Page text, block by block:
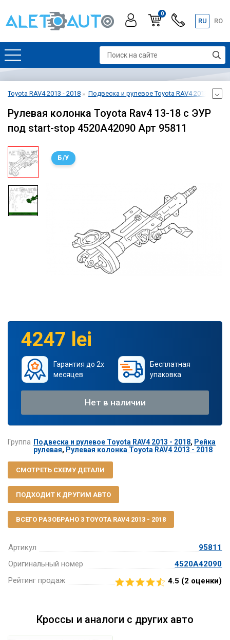
0
RU RO
Toyota RAV4 2013 - 2018 Подвеска и рулевое Toyota RAV4 2013 - 2018
Рулевая колонка Toyota Rav4 13-18 с ЭУР
под start-stop 4520A42090 Арт 95811
Б/У
Артикул
95811
Оригинальный номер
4520A42090
Рейтинг продаж
4.5 (2 оценки)
4247 lei
Гарантия до 2х
месяцев
Бесплатная
упаковка
Нет в наличии
Группа Подвеска и рулевое Toyota RAV4 2013 - 2018, Рейка
рулевая, Рулевая колонка Toyota RAV4 2013 - 2018
СМОТРЕТЬ СХЕМУ ДЕТАЛИ
ПОДХОДИТ К ДРУГИМ АВТО
ВСЕГО РАЗОБРАНО 3 TOYOTA RAV4 2013 - 2018
Кроссы и аналоги с других авто